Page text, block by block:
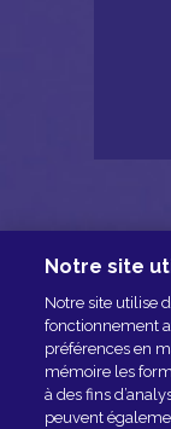
Notre site
Notre site utilise
fonctionnement
préférences en
mémoire les
à des fins
peuvent